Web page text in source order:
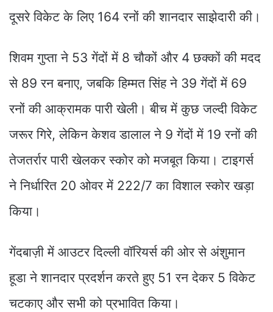
दूसरे विकेट के लिए 164 रनों की शानदार साझेदारी की।
शिवम गुप्ता ने 53 गेंदों में 8 चौकों और 4 छक्कों की मदद
से 89 रन बनाए, जबकि हिम्मत सिंह ने 39 गेंदों में 69
रनों की आक्रामक पारी खेली। बीच में कुछ जल्दी विकेट
जरूर गिरे, लेकिन केशव डालाल ने 9 गेंदों में 19 रनों की
तेजतर्रार पारी खेलकर स्कोर को मजबूत किया। टाइगर्स
ने निर्धारित 20 ओवर में 222/7 का विशाल स्कोर खड़ा
किया।
गेंदबाज़ी में आउटर दिल्ली वॉरियर्स की ओर से अंशुमान
हूडा ने शानदार प्रदर्शन करते हुए 51 रन देकर 5 विकेट
चटकाए और सभी को प्रभावित किया।